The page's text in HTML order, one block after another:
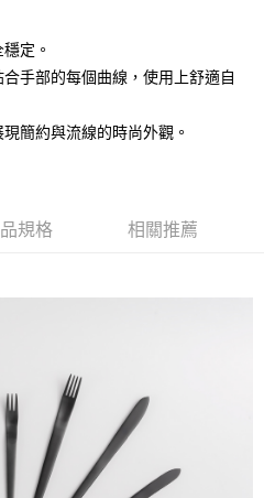
才付款」的支付方式。 讓您購物簡單
不需儲值。
，即可結帳。
後，即可完成結帳。
付 」之結帳頁面顯示為準，若有關於
等相關疑問，請聯繫「AFTEE先享後付
support/home
供之「AFTEE先享後付」服務完成之交
人資料，並將交易相關給付款項請求債
定。
手部的每個曲線，使用上舒適自
簡約與流線的時尚外觀。
規格 相關推薦